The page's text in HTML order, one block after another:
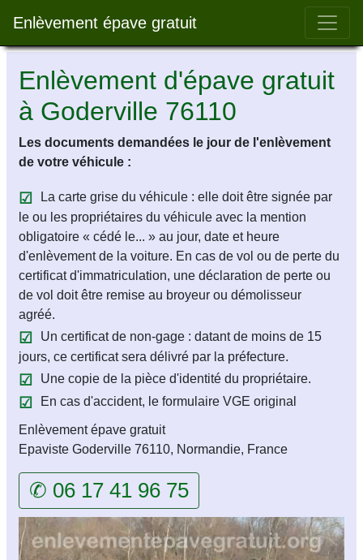
Enlèvement épave gratuit Bar
Enlèvement d'épave gratuit
à Goderville 76110
Les documents demandées le jour de l'enlèvement
de votre véhicule :
La carte grise du véhicule : elle doit être signée par
le ou les propriétaires du véhicule avec la mention
obligatoire « cédé le... » au jour, date et heure
d'enlèvement de la voiture. En cas de vol ou de perte du
certificat d'immatriculation, une déclaration de perte ou
de vol doit être remise au broyeur ou démolisseur
agréé.
Un certificat de non-gage : datant de moins de 15
jours, ce certificat sera délivré par la préfecture.
Une copie de la pièce d'identité du propriétaire.
En cas d'accident, le formulaire VGE original
Enlèvement épave gratuit
Epaviste Goderville 76110, Normandie, France
✆ 06 17 41 96 75